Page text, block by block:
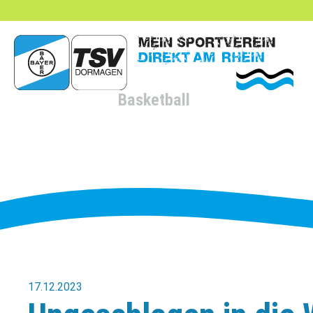
Basketball
17.12.2023